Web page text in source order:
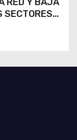
SECTORES